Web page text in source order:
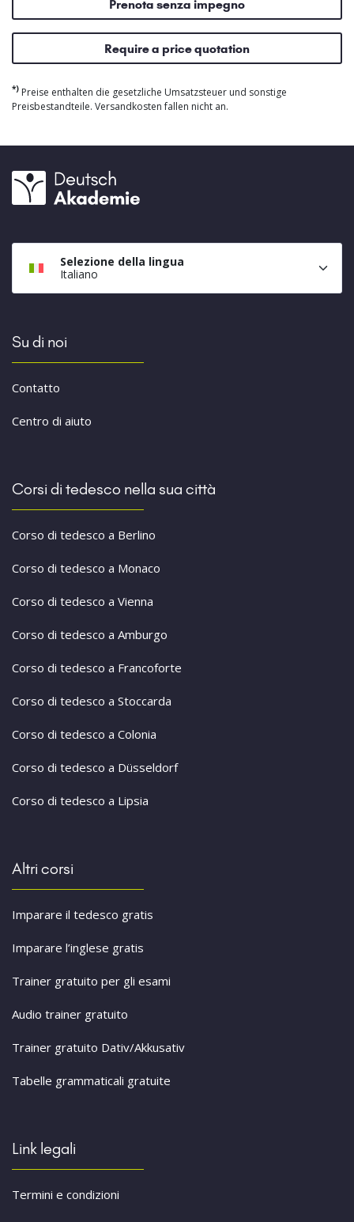
Prenota senza impegno
Require a price quotation
*) Preise enthalten die gesetzliche Umsatzsteuer und sonstige
Preisbestandteile. Versandkosten fallen nicht an.
Selezione della lingua
Italiano
Su di noi
Contatto
Centro di aiuto
Corsi di tedesco nella sua città
Corso di tedesco a Berlino
Corso di tedesco a Monaco
Corso di tedesco a Vienna
Corso di tedesco a Amburgo
Corso di tedesco a Francoforte
Corso di tedesco a Stoccarda
Corso di tedesco a Colonia
Corso di tedesco a Düsseldorf
Corso di tedesco a Lipsia
Altri corsi
Imparare il tedesco gratis
Imparare l’inglese gratis
Trainer gratuito per gli esami
Audio trainer gratuito
Trainer gratuito Dativ/Akkusativ
Tabelle grammaticali gratuite
Link legali
Termini e condizioni